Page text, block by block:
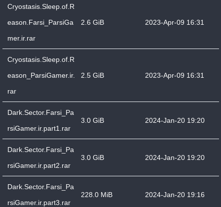
Cryostasis.Sleep.of.R
eason.Farsi_ParsiGa
mer.ir.rar
2.6 GiB 2023-Apr-09 16:31
Cryostasis.Sleep.of.R
eason_ParsiGamer.ir.
rar
2.5 GiB 2023-Apr-09 16:31
Dark.Sector.Farsi_Pa
rsiGamer.ir.part1.rar
3.0 GiB 2024-Jan-20 19:20
Dark.Sector.Farsi_Pa
rsiGamer.ir.part2.rar
3.0 GiB 2024-Jan-20 19:20
Dark.Sector.Farsi_Pa
rsiGamer.ir.part3.rar
228.0 MiB 2024-Jan-20 19:16